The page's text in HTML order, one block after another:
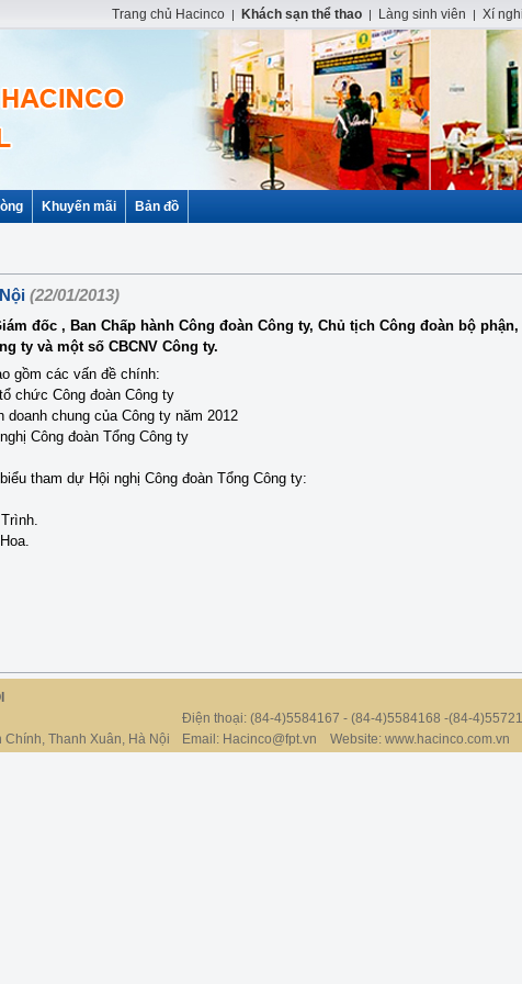
Trang chủ Hacinco | Khách sạn thể thao | Làng sinh viên | Xí
Khuyến mãi Bản đồ
(22/01/2013)
đốc , Ban Chấp hành Công đoàn Công ty, Chủ tịch Công đoàn bộ
ty và một số CBCNV Công ty.
gồm các vấn đề chính:
chức Công đoàn Công ty
chung của Công ty năm 2012
Công đoàn Tổng Công ty
tham dự Hội nghị Công đoàn Tổng Công ty:
Thanh Xuân, Hà Nội
Điện thoại: (84-4)5584167 - (84-4)5584168 -(84-
Email: Hacinco@fpt.vn Website: www.hacinco.com.vn